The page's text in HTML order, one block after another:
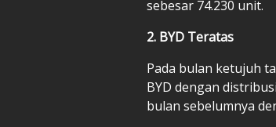
sebesar 74.230 unit.
2. BYD Teratas
Pada bulan ketujuh
BYD dengan
bulan sebelumnya